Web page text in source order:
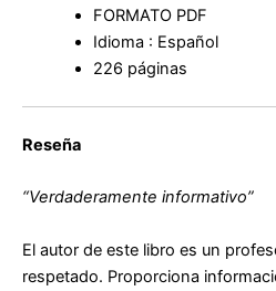
FORMATO PDF
Idioma : Español
226 páginas
Reseña
“Verdaderamente informativo”
El autor de este libro es un
respetado. Proporciona